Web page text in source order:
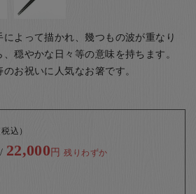
よって描かれ、 幾つもの波が重なり
穏やかな日々等の意味を持ちます。
お祝いに人気なお箸です。
税込）
22,000円 残りわずか